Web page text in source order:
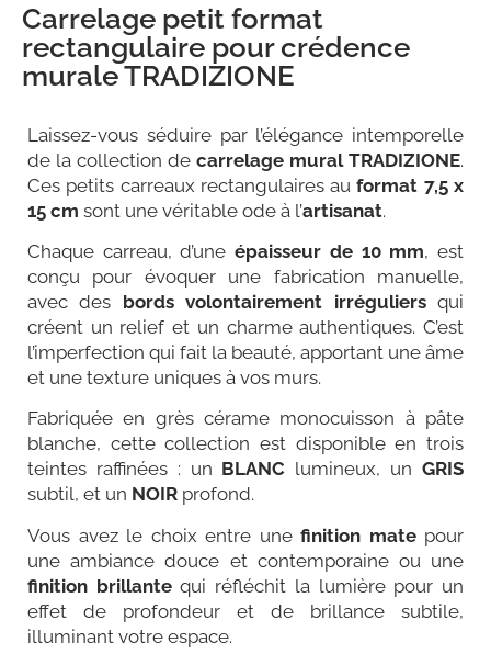
Carrelage petit format
rectangulaire pour crédence
murale TRADIZIONE
Laissez-vous séduire par l’élégance intemporelle
de la collection de carrelage mural TRADIZIONE.
Ces petits carreaux rectangulaires auformat 7,5 x
15 cm sont une véritable ode à l’artisanat.
Chaque carreau, d’uneépaisseur de 10 mm, est
conçu pour évoquer une fabrication manuelle,
avec des bords volontairement irréguliersqui
créent un relief et un charme authentiques. C’est
l’imperfection qui fait la beauté, apportant une âme
et une texture uniques à vos murs.
Fabriquée en grès cérame monocuisson à pâte
blanche, cette collection est disponible en trois
teintes raffinées : un BLANC lumineux, unGRIS
subtil, et un NOIR profond.
Vous avez le choix entre unefinition matepour
une ambiance douce et contemporaine ou une
finition brillantequi réfléchit la lumière pour un
effet de profondeur et de brillance subtile,
illuminant votre espace.